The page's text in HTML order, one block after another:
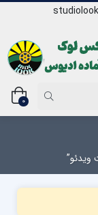
0